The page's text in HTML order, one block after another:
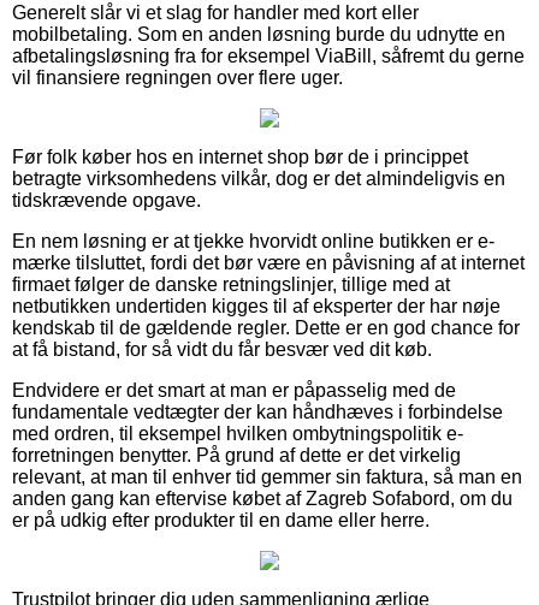
Generelt slår vi et slag for handler med kort eller
mobilbetaling. Som en anden løsning burde du udnytte en
afbetalingsløsning fra for eksempel ViaBill, såfremt du gerne
vil finansiere regningen over flere uger.
Før folk køber hos en internet shop bør de i princippet
betragte virksomhedens vilkår, dog er det almindeligvis en
tidskrævende opgave.
En nem løsning er at tjekke hvorvidt online butikken er e-
mærke tilsluttet, fordi det bør være en påvisning af at internet
firmaet følger de danske retningslinjer, tillige med at
netbutikken undertiden kigges til af eksperter der har nøje
kendskab til de gældende regler. Dette er en god chance for
at få bistand, for så vidt du får besvær ved dit køb.
Endvidere er det smart at man er påpasselig med de
fundamentale vedtægter der kan håndhæves i forbindelse
med ordren, til eksempel hvilken ombytningspolitik e-
forretningen benytter. På grund af dette er det virkelig
relevant, at man til enhver tid gemmer sin faktura, så man en
anden gang kan eftervise købet af Zagreb Sofabord, om du
er på udkig efter produkter til en dame eller herre.
Trustpilot bringer dig uden sammenligning ærlige